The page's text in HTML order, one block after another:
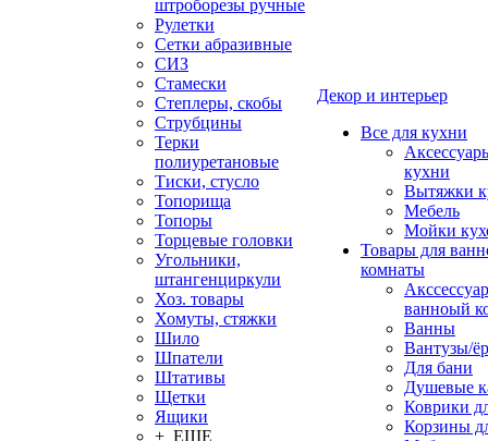
штроборезы ручные
Рулетки
Сетки абразивные
СИЗ
Стамески
Степлеры, скобы
Струбцины
Терки
полиуретановые
Тиски, стусло
Топорища
Топоры
Торцевые головки
Угольники,
штангенциркули
Хоз. товары
Хомуты, стяжки
Шило
Шпатели
Штативы
Щетки
Ящики
+ ЕЩЕ
Декор и интерьер
Все для кухни
кухни
Вытяжки
Мебель
Мойки
Товары для
комнаты
ванноый
Ванны
Вантузы/
Для бани
Душевые
Коврики
Корзины